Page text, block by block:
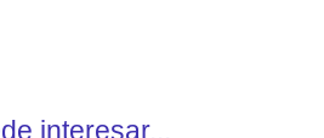
interesar...